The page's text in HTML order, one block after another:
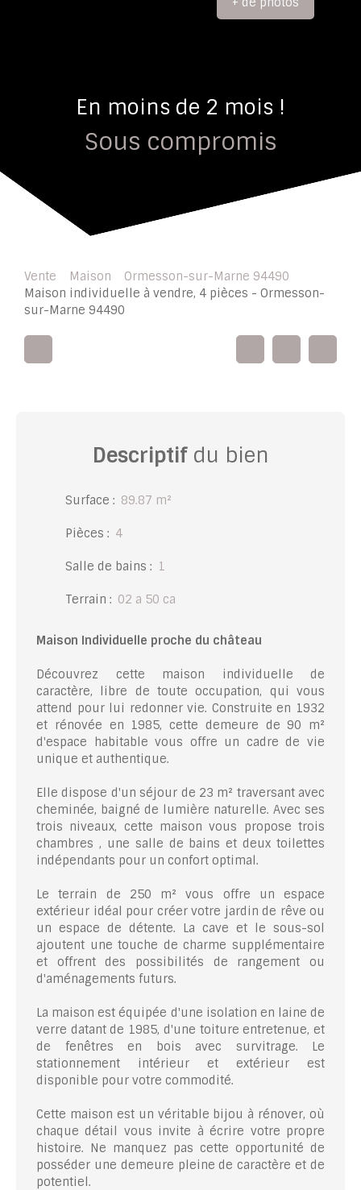
En moins de 2 mois !
Sous compromis
Vente Maison
Ormesson-sur-Marne 94490
Maison individuelle à vendre, 4 pièces - Ormesson-
sur-Marne 94490
Descriptifdu bien
Surface : 89.87 m²
Pièces : 4
Salle de bains : 1
Terrain : 02 a 50 ca
Maison Individuelle proche du château
Découvrez cette maison individuelle de
caractère, libre de toute occupation, qui vous
attend pour lui redonner vie. Construite en 1932
et rénovée en 1985, cette demeure de 90 m²
d'espace habitable vous offre un cadre de vie
unique et authentique.
Elle dispose d'un séjour de 23 m² traversant avec
cheminée, baigné de lumière naturelle. Avec ses
trois niveaux, cette maison vous propose trois
chambres , une salle de bains et deux toilettes
indépendants pour un confort optimal.
Le terrain de 250 m² vous offre un espace
extérieur idéal pour créer votre jardin de rêve ou
un espace de détente. La cave et le sous-sol
ajoutent une touche de charme supplémentaire
et offrent des possibilités de rangement ou
d'aménagements futurs.
La maison est équipée d'une isolation en laine de
verre datant de 1985, d'une toiture entretenue, et
de fenêtres en bois avec survitrage. Le
stationnement intérieur et extérieur est
disponible pour votre commodité.
Cette maison est un véritable bijou à rénover, où
chaque détail vous invite à écrire votre propre
histoire. Ne manquez pas cette opportunité de
posséder une demeure pleine de caractère et de
potentiel.